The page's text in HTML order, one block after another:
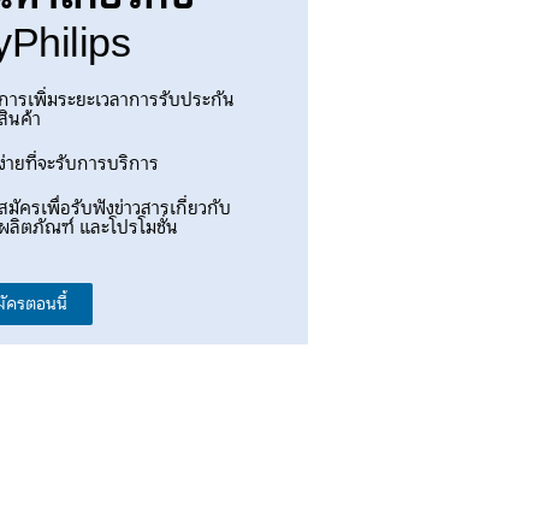
ารเพิ่มระยะเวลาการรับประกัน
นค้า
ายที่จะรับการบริการ
มัครเพื่อรับฟังข่าวสารเกี่ยวกับ
ผลิตภัณฑ์ และโปรโมชั่น
ครตอนนี้